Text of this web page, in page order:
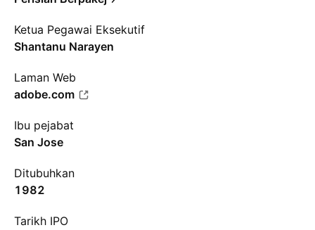
Ketua Pegawai Eksekutif
Shantanu Narayen
Laman Web
adobe.com
Ibu pejabat
San Jose
Ditubuhkan
1982
Tarikh IPO